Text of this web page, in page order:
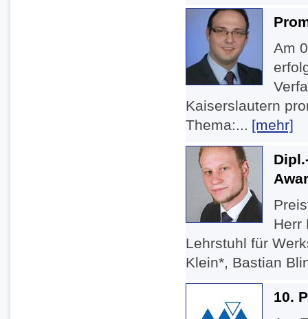
Am
Kaiserslautern
Thema:... [mehr]
Herr
Lehrstuhl für
Klein*, Bastian
10.